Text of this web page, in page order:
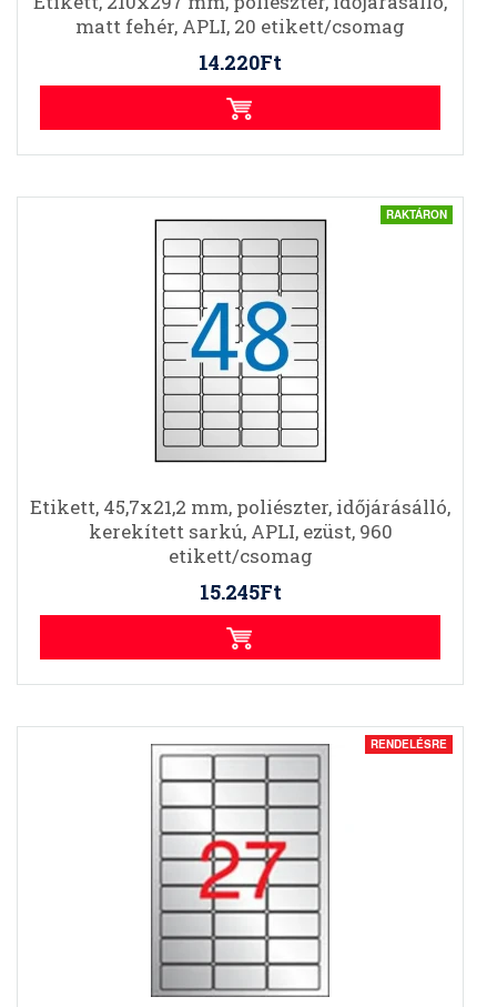
matt fehér, APLI, 20 etikett/csomag
14.220Ft
RAKTÁRON
Etikett, 45,7x21,2 mm, poliészter, időjárásálló,
kerekített sarkú, APLI, ezüst, 960
etikett/csomag
15.245Ft
RENDELÉSRE